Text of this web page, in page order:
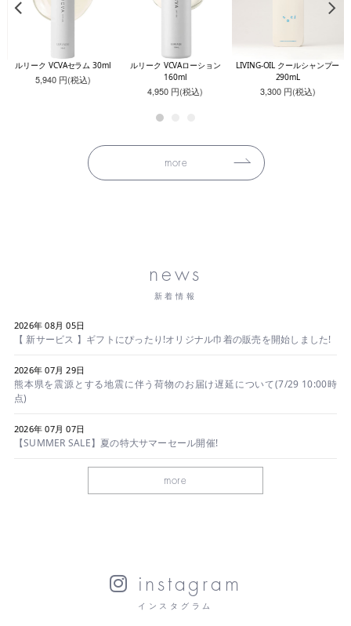
ルリーク VCVAセラム 30ml
5,940 円(税込)
ルリーク VCVAローション
160ml
4,950 円(税込)
LIVING-OIL クールシャンプー
290mL
3,300 円(税込)
more
news
新着情報
2026年 08月 05日
【 新サービス 】ギフトにぴったり!オリジナル巾着の販売を開始しました!
2026年 07月 29日
熊本県を震源とする地震に伴う荷物のお届け遅延について(7/29 10:00時
点)
2026年 07月 07日
【SUMMER SALE】夏の特大サマーセール開催!
more
instagram
インスタグラム